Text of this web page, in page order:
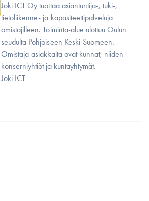
Joki ICT Oy tuottaa asiantuntija-, tuki-,
tietoliikenne- ja kapasiteettipalveluja
omistajilleen. Toiminta-alue ulottuu Oulun
seudulta Pohjoiseen Keski-Suomeen.
Omistaja-asiakkaita ovat kunnat, niiden
konserniyhtiöt ja kuntayhtymät.
Joki ICT